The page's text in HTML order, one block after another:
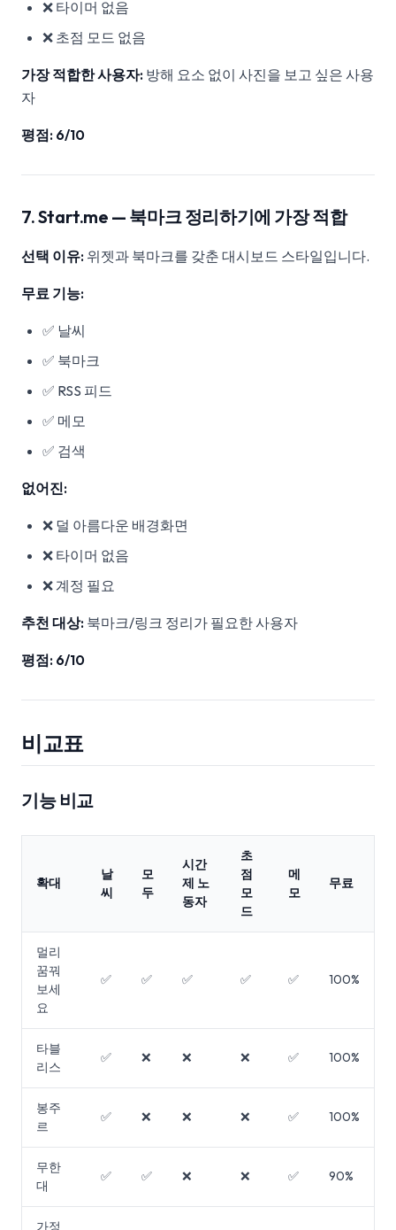
❌ 타이머 없음
❌ 초점 모드 없음
가장 적합한 사용자: 방해 요소 없이 사진을 보고 싶은 사용
자
평점: 6/10
7. Start.me — 북마크 정리하기에 가장 적합
선택 이유: 위젯과 북마크를 갖춘 대시보드 스타일입니다.
무료 기능:
✅ 날씨
✅ 북마크
✅ RSS 피드
✅ 메모
✅ 검색
없어진:
❌ 덜 아름다운 배경화면
❌ 타이머 없음
❌ 계정 필요
추천 대상: 북마크/링크 정리가 필요한 사용자
평점: 6/10
비교표
기능 비교
확대
날
씨
모
두
시간
제 노
동자
초
점
모
드
메
모
무료
멀리
꿈꿔
보세
요
✅ ✅ ✅ ✅ ✅ 100%
타블
리스
✅ ❌ ❌ ❌ ✅ 100%
봉주
르
✅ ❌ ❌ ❌ ✅ 100%
무한
대
✅ ✅ ❌ ❌ ✅ 90%
가정